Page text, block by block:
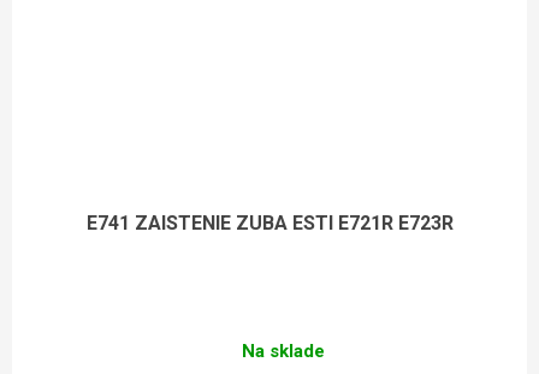
E741 ZAISTENIE ZUBA ESTI E721R E723R
Na sklade